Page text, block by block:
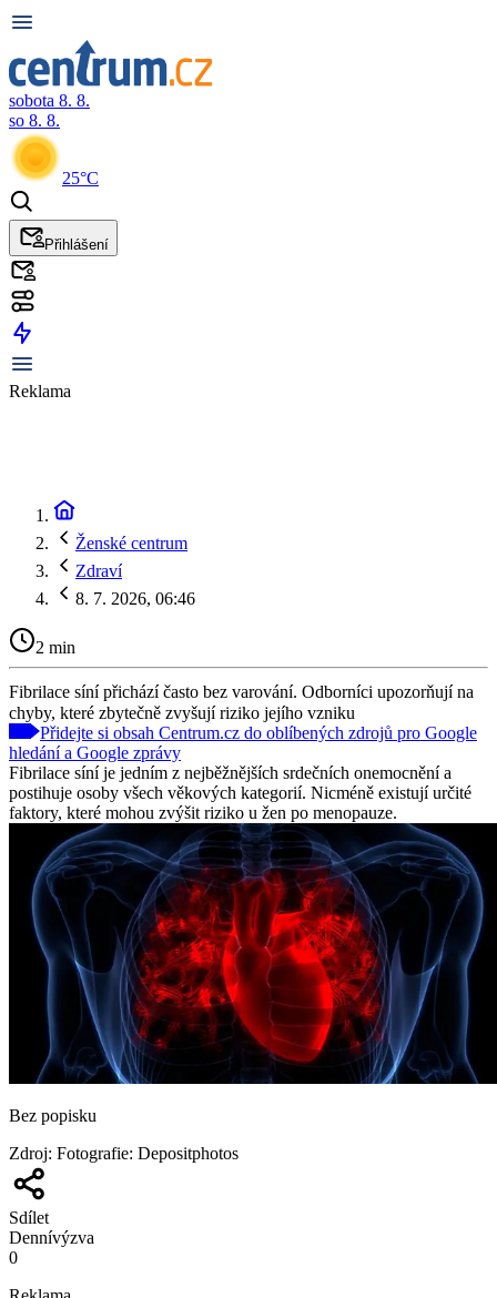
sobota 8. 8.
so 8. 8.
25°C
Přihlášení
Reklama
Ženské centrum
Zdraví
8. 7. 2026, 06:46
2 min
Fibrilace síní přichází často bez varování. Odborníci upozorňují na
chyby, které zbytečně zvyšují riziko jejího vzniku
Přidejte si obsah Centrum.cz do oblíbených zdrojů pro Google
hledání a Google zprávy
Fibrilace síní je jedním z nejběžnějších srdečních onemocnění a
postihuje osoby všech věkových kategorií. Nicméně existují určité
faktory, které mohou zvýšit riziko u žen po menopauze.
Bez popisku
Zdroj: Fotografie: Depositphotos
Sdílet
Dennívýzva
0